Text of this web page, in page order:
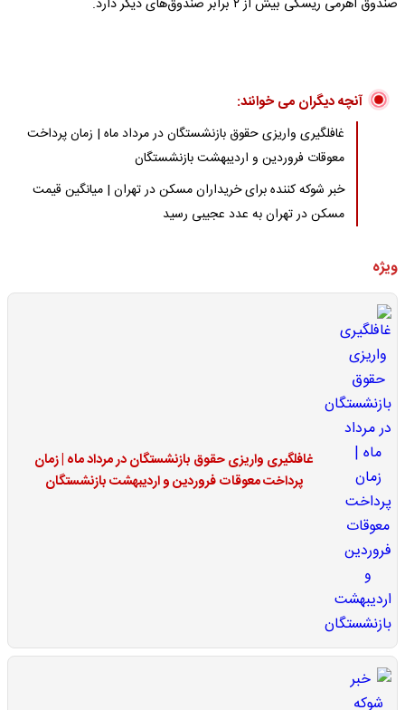
صندوق اهرمی ریسکی بیش از ۲ برابر صندوق‌های دیگر دارد.
آنچه دیگران می خوانند:
غافلگیری واریزی حقوق بازنشستگان در مرداد ماه | زمان پرداخت
معوقات فروردین و اردیبهشت بازنشستگان
خبر شوکه کننده برای خریداران مسکن در تهران | میانگین قیمت
مسکن در تهران به عدد عجیبی رسید
ویژه
غافلگیری واریزی حقوق بازنشستگان در مرداد ماه | زمان
پرداخت معوقات فروردین و اردیبهشت بازنشستگان